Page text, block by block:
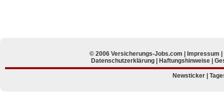
© 2006 Versicherungs-Jobs.com | Impressum
Datenschutzerklärung
Haftungshinweise
Newsticker |